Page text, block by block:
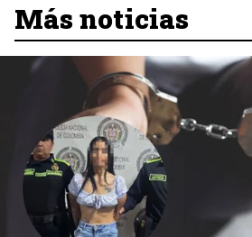
Más noticias